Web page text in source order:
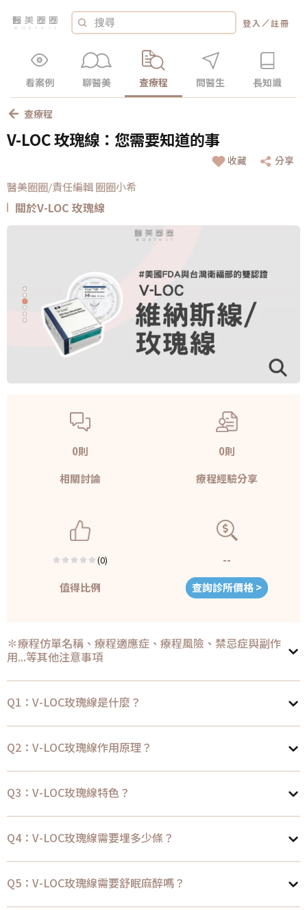
登入 ／註冊
看案例 聊醫美 查療程 問醫生 長知識
查療程
V-LOC 玫瑰線：您需要知道的事
收藏 分享
醫美圈圈/責任編輯 圈圈小希
關於V-LOC 玫瑰線
0則
相關討論
0則
療程經驗分享
(0)
值得比例
--
查詢診所價格 >
✽療程仿單名稱、療程適應症、療程風險、禁忌症與副作
用...等其他注意事項
Q1：V-LOC玫瑰線是什麼？
Q2：V-LOC玫瑰線作用原理？
Q3：V-LOC玫瑰線特色？
Q4：V-LOC玫瑰線需要埋多少條？
Q5：V-LOC玫瑰線需要舒眠麻醉嗎？